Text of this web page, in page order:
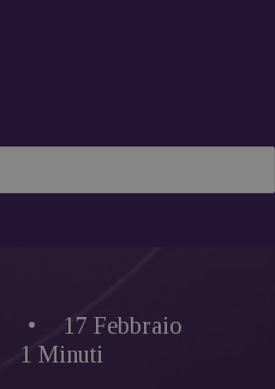
•
17 Febbraio
1 Minuti